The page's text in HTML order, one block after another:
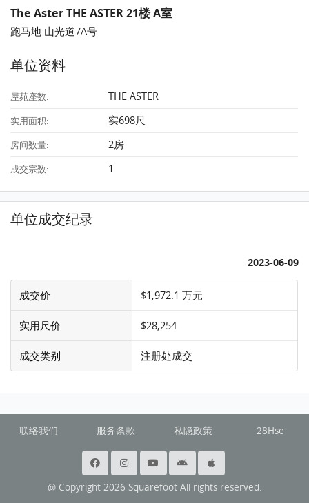
The Aster THE ASTER 21楼 A室
跑马地 山光道7A号
单位资料
屋苑座数: THE ASTER
实用面积: 实698尺
房间数量: 2房
成交宗数: 1
单位成交纪录
2023-06-09
成交价 $1,972.1 万元
实用尺价 $28,254
成交类别 注册处成交
联络我们 服务条款 私隐政策 28Hse
@ Copyright 2026 Squarefoot All rights reserved.